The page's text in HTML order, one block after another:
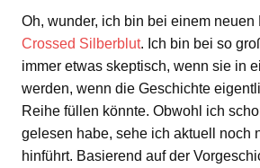
Oh, wunder, ich bin bei einem neuen
Crossed Silberblut. Ich bin bei so
immer etwas skeptisch, wenn sie in
werden, wenn die Geschichte
Reihe füllen könnte. Obwohl ich
gelesen habe, sehe ich aktuell noch
hinführt. Basierend auf der